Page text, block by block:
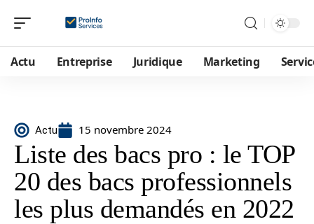
Actu Entreprise Juridique Marketing
Actu 15 novembre 2024
Liste des bacs pro : le TOP
20 des bacs professionnels
les plus demandés en 2022